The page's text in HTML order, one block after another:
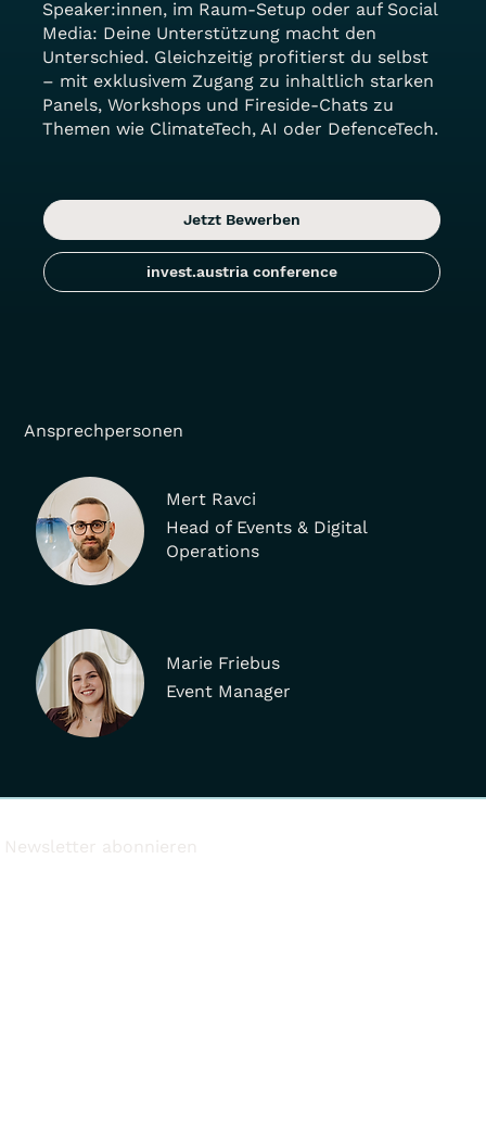
Speaker:innen, im Raum-Setup oder auf Social
Media: Deine Unterstützung macht den
Unterschied. Gleichzeitig profitierst du selbst
– mit exklusivem Zugang zu inhaltlich starken
Panels, Workshops und Fireside-Chats zu
Themen wie ClimateTech, AI oder DefenceTech.
Jetzt Bewerben
invest.austria conference
Ansprechpersonen
Mert Ravci
Head of Events & Digital
Operations
Marie Friebus
Event Manager
Newsletter abonnieren